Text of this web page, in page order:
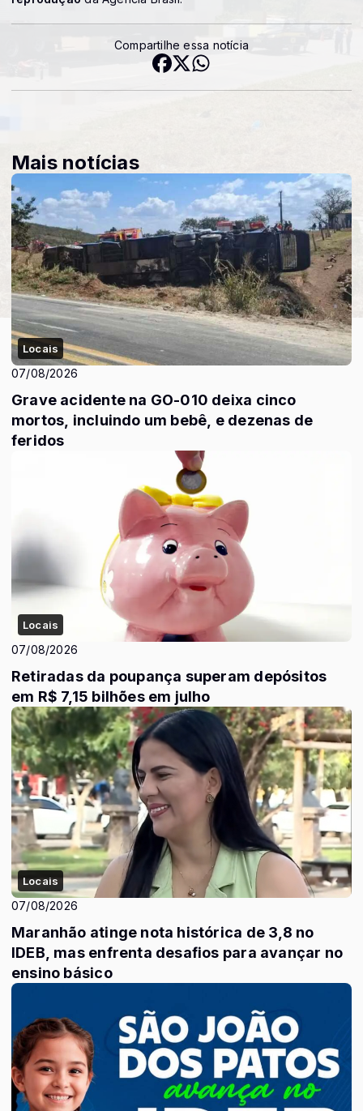
Compartilhe essa notícia
Mais notícias
Locais
07/08/2026
Grave acidente na GO-010 deixa cinco
mortos, incluindo um bebê, e dezenas de
feridos
Locais
07/08/2026
Retiradas da poupança superam depósitos
em R$ 7,15 bilhões em julho
Locais
07/08/2026
Maranhão atinge nota histórica de 3,8 no
IDEB, mas enfrenta desafios para avançar no
ensino básico